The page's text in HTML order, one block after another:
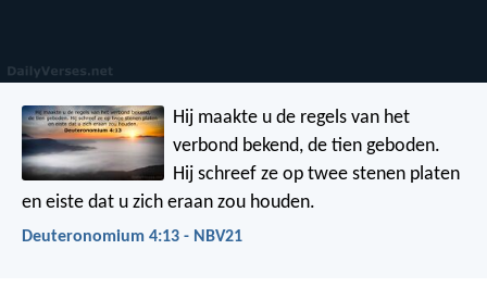
Hij maakte u de regels van het
verbond bekend, de tien geboden.
Hij schreef ze op twee stenen platen
en eiste dat u zich eraan zou houden.
Deuteronomium 4:13 - NBV21